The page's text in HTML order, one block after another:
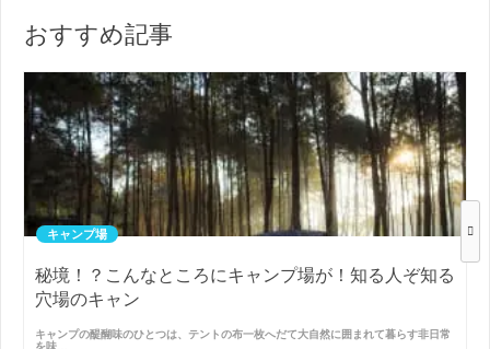
おすすめ記事
キャンプ場
秘境！？こんなところにキャンプ場が！知る人ぞ知る
穴場のキャン
キャンプの醍醐味のひとつは、テントの布一枚へだて大自然に囲まれて暮らす非日常
を味…